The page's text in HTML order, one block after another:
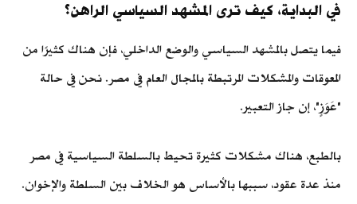
في البداية، كيف ترى المشهد السياسي الراهن؟
فيما يتصل بالمشهد السياسي والوضع الداخلي، فإن هناك كثيرًا من
المعوقات والمشكلات المرتبطة بالمجال العام في مصر. نحن في حالة
"عَوَزٍ"، إن جاز التعبير.
بالطبع، هناك مشكلات كثيرة تحيط بالسلطة السياسية في مصر
منذ عدة عقود، سببها بالأساس هو الخلاف بين السلطة والإخوان.